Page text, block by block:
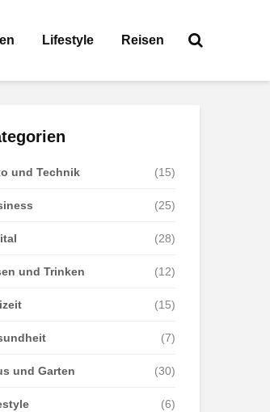
Lifestyle Reisen
und Technik (15)
(25)
(28)
und Trinken (12)
(15)
(7)
und Garten (30)
(6)